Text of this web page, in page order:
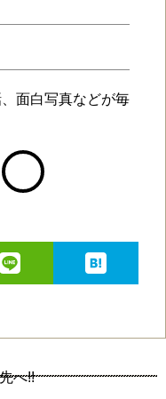
面白写真などが毎